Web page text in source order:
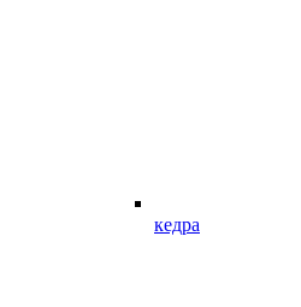
кедра